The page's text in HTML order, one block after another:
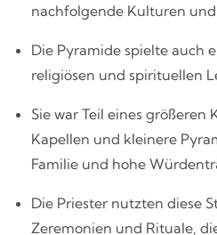
nachfolgende Kulturen
Die Pyramide spielte auch
religiösen und spirituellen
Sie war Teil eines größeren
Kapellen und kleinere
Familie und hohe
Die Priester nutzten diese
Zeremonien und Rituale,